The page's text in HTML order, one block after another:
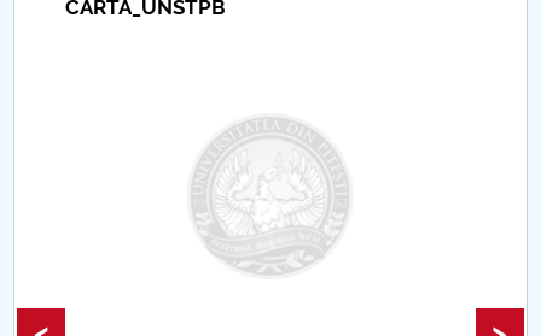
Protection des données personnelles
Comisie de etica unversitară
Accesibilitate pentru studenții cu dizabilități
CARTA_UNSTPB